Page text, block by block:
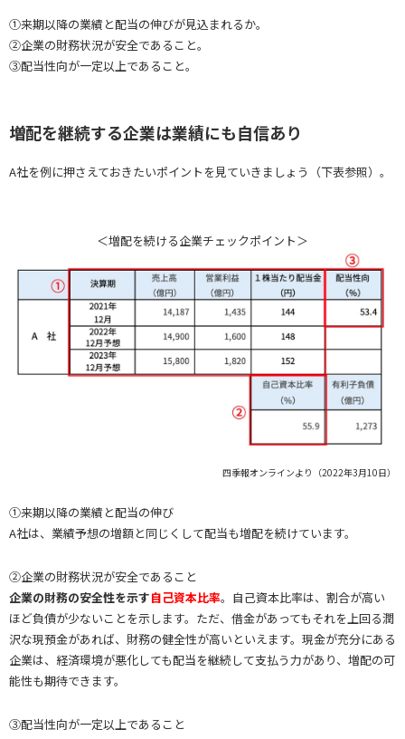
①来期以降の業績と配当の伸びが見込まれるか。
②企業の財務状況が安全であること。
③配当性向が一定以上であること。
増配を継続する企業は業績にも自信あり
A社を例に押さえておきたいポイントを見ていきましょう（下表参照）。
＜増配を続ける企業チェックポイント＞
四季報オンラインより（2022年3月10日）
①来期以降の業績と配当の伸び
A社は、業績予想の増額と同じくして配当も増配を続けています。
②企業の財務状況が安全であること
企業の財務の安全性を示す自己資本比率。自己資本比率は、割合が高い
ほど負債が少ないことを示します。ただ、借金があってもそれを上回る潤
沢な現預金があれば、財務の健全性が高いといえます。現金が充分にある
企業は、経済環境が悪化しても配当を継続して支払う力があり、増配の可
能性も期待できます。
③配当性向が一定以上であること